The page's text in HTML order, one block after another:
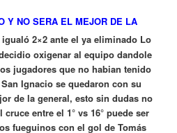
Y NO SERA EL MEJOR DE LA
2×2 ante el ya eliminado Lo
oxigenar al equipo dandole
jugadores que no habian tenido
Ignacio se quedaron con su
de la general, esto sin dudas no
entre el 1° vs 16° puede ser
fueguinos con el gol de Tomás